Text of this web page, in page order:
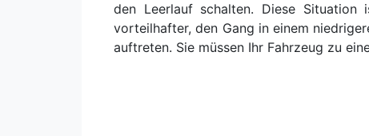
den Leerlauf schalten. Diese
vorteilhafter, den Gang in einem
auftreten. Sie müssen Ihr Fahrzeug zu